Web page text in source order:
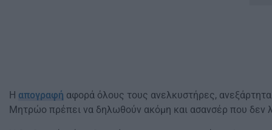
Η απογραφή αφορά όλους τους ανελκυστήρες,
Μητρώο πρέπει να δηλωθούν ακόμη και ασανσέρ που δεν